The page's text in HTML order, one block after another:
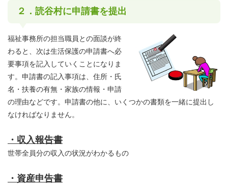
２．読谷村に申請書を提出
福祉事務所の担当職員との面談が終
わると、次は生活保護の申請書へ必
要事項を記入していくことになりま
す。申請書の記入事項は、住所・氏
名・扶養の有無・家族の情報・申請
の理由などです。申請書の他に、いくつかの書類を一緒に提出し
なければなりません。
・収入報告書
世帯全員分の収入の状況がわかるもの
・資産申告書